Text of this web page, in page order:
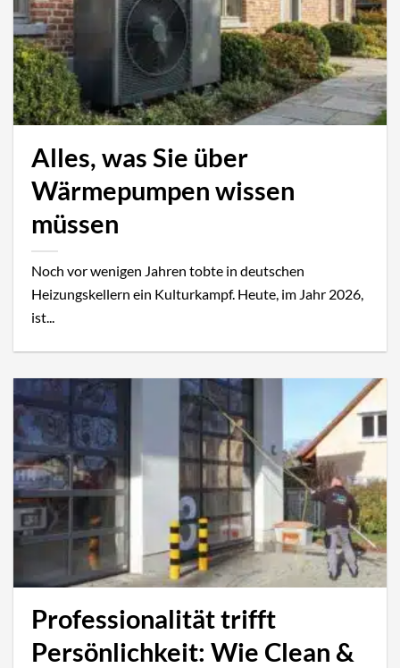
Alles, was Sie über
Wärmepumpen wissen
müssen
Noch vor wenigen Jahren tobte in deutschen
Heizungskellern ein Kulturkampf. Heute, im Jahr 2026,
ist...
Professionalität trifft
Persönlichkeit: Wie Clean &